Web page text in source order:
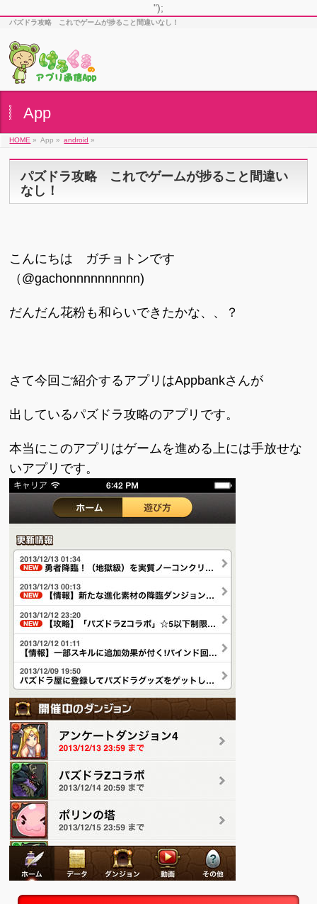
");
パズドラ攻略 これでゲームが捗ること間違いなし！
App
HOME » App » android »
パズドラ攻略 これでゲームが捗ること間違い
なし！
こんにちは ガチョトンです
（@gachonnnnnnnnnn)
だんだん花粉も和らいできたかな、、？
さて今回ご紹介するアプリはAppbankさんが
出しているパズドラ攻略のアプリです。
本当にこのアプリはゲームを進める上には手放せな
いアプリです。